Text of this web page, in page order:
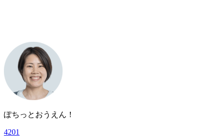
ぽちっとおうえん！
4201